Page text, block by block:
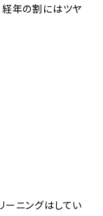
経年の割にはツヤ
ーニングはしてい